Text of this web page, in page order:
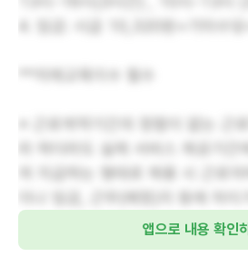
라 하더라도 실제 서비스 제공기간
앱으로 내용 확인